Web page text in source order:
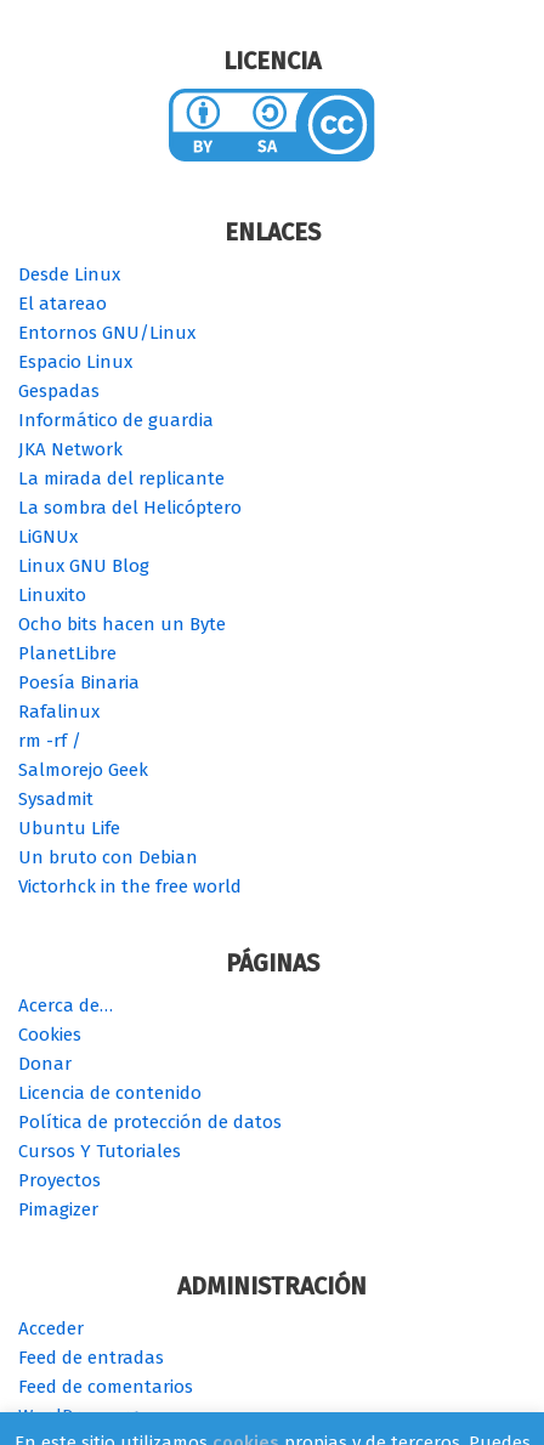
LICENCIA
ENLACES
Desde Linux
El atareao
Entornos GNU/Linux
Espacio Linux
Gespadas
Informático de guardia
JKA Network
La mirada del replicante
La sombra del Helicóptero
LiGNUx
Linux GNU Blog
Linuxito
Ocho bits hacen un Byte
PlanetLibre
Poesía Binaria
Rafalinux
rm -rf /
Salmorejo Geek
Sysadmit
Ubuntu Life
Un bruto con Debian
Victorhck in the free world
PÁGINAS
Acerca de…
Cookies
Donar
Licencia de contenido
Política de protección de datos
Cursos Y Tutoriales
Proyectos
Pimagizer
ADMINISTRACIÓN
Acceder
Feed de entradas
Feed de comentarios
WordPress.org